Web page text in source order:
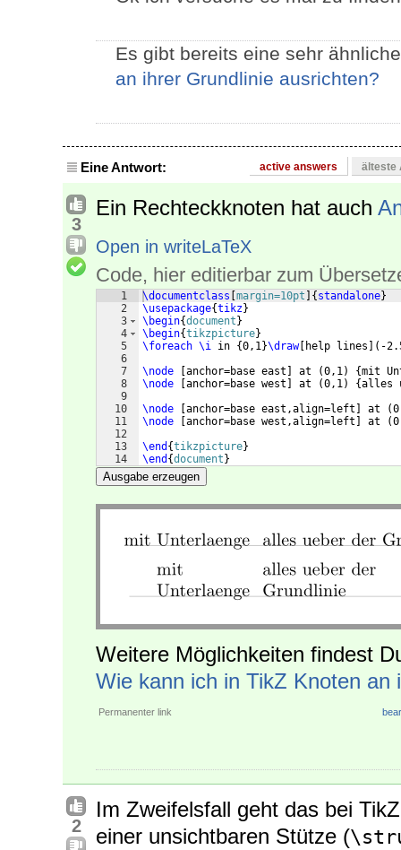
Es gibt bereits eine sehr
an ihrer Grundlinie ausrichten?
Eine Antwort: active answers älteste
3
Ein Rechteckknoten hat auch
Open in writeLaTeX
Code, hier editierbar zum
1
2
3
4
5
6
7
8
9
10
11
12
13
14
\documentclass margin=10pt { standalone}
\usepackage{tikz}
\begin{document }
\begin{tikzpicture}
\foreach \i in {0,1}\draw[ help lines ( -
\node
anchor=base east at (0,1) {mit
\node
anchor=base west at (0,1) {alles
\node
anchor=base east,align=left at (
\node
anchor=base west,align=left at (
\end {tikzpicture}
\end {document }
Ausgabe erzeugen
Weitere Möglichkeiten findest
Wie kann ich in TikZ Knoten an
Permanenter link
2
Im Zweifelsfall geht das bei
einer unsichtbaren Stütze (